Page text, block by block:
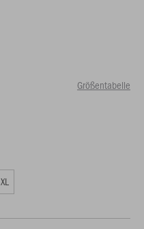
Größentabelle